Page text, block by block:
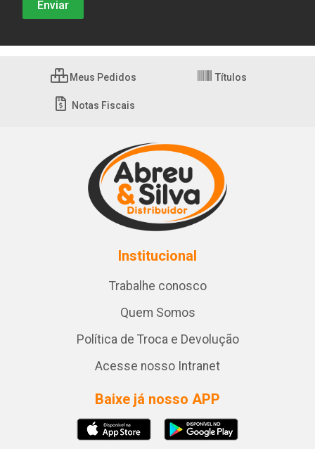
Meus Pedidos Títulos
Notas Fiscais
Institucional
Trabalhe conosco
Quem Somos
Política de Troca e Devolução
Acesse nosso Intranet
Baixe já nosso APP